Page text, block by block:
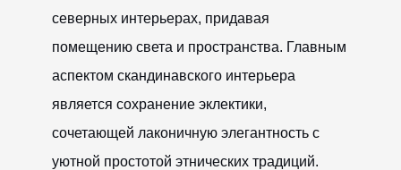
северных интерьерах, придавая
помещению света и пространства. Главным
аспектом скандинавского интерьера
является сохранение эклектики,
сочетающей лаконичную элегантность с
уютной простотой этнических традиций.